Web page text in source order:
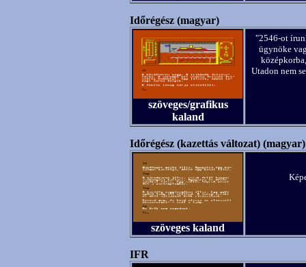
Időrégész (magyar)
szöveges/grafikus
kaland
"2546-ot
ügynöke
Utadon nem
Időrégész (kazettás változat) (magyar)
szöveges kaland
IFR